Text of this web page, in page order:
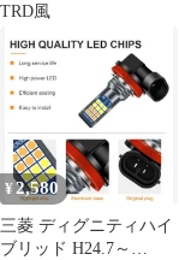
TRD風
¥2,580
三菱 ディグニティハイ
ブリッド H24.7～